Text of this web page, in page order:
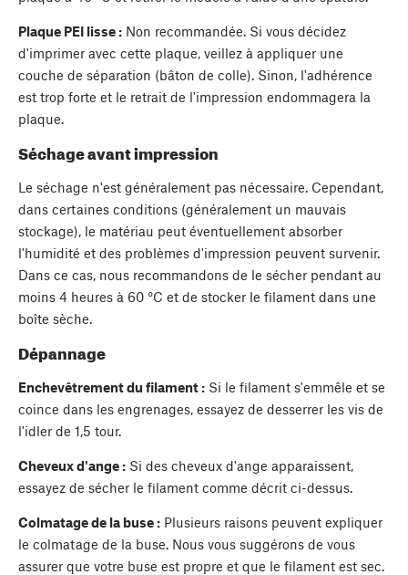
Plaque PEI lisse : Non recommandée. Si vous décidez
d'imprimer avec cette plaque, veillez à appliquer une
couche de séparation (bâton de colle). Sinon, l'adhérence
est trop forte et le retrait de l'impression endommagera la
plaque.
Séchage avant impression
Le séchage n'est généralement pas nécessaire. Cependant,
dans certaines conditions (généralement un mauvais
stockage), le matériau peut éventuellement absorber
l'humidité et des problèmes d'impression peuvent survenir.
Dans ce cas, nous recommandons de le sécher pendant au
moins 4 heures à 60 °C et de stocker le filament dans une
boîte sèche.
Dépannage
Enchevêtrement du filament : Si le filament s'emmêle et se
coince dans les engrenages, essayez de desserrer les vis de
l'idler de 1,5 tour.
Cheveux d'ange : Si des cheveux d'ange apparaissent,
essayez de sécher le filament comme décrit ci-dessus.
Colmatage de la buse : Plusieurs raisons peuvent expliquer
le colmatage de la buse. Nous vous suggérons de vous
assurer que votre buse est propre et que le filament est sec.